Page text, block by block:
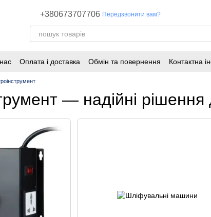
+380673707706 Передзвонити вам?
Оплата і доставка Обмін та повернення Контактна
— надійні